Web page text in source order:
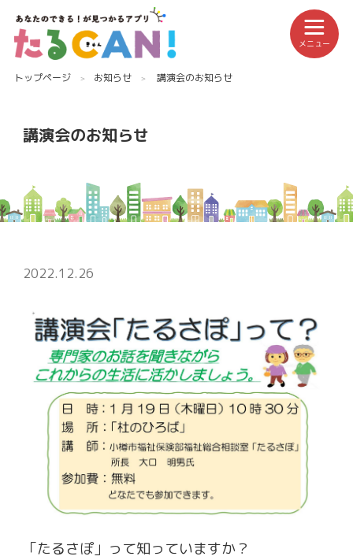
トップページ お知らせ 講演会のお知らせ
講演会のお知らせ
2022.12.26
「たるさぽ」って知っていますか？
メニュー